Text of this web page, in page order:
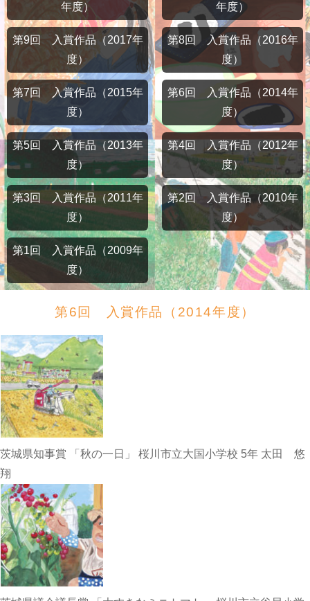
年度）
年度）
第9回 入賞作品（2017年
度）
第8回 入賞作品（2016年
度）
第7回 入賞作品（2015年
度）
第6回 入賞作品（2014年
度）
第5回 入賞作品（2013年
度）
第4回 入賞作品（2012年
度）
第3回 入賞作品（2011年
度）
第2回 入賞作品（2010年
度）
第1回 入賞作品（2009年
度）
第6回 入賞作品（2014年度）
茨城県知事賞 「秋の一日」 桜川市立大国小学校 5年 太田 悠
翔